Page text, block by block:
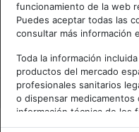
Accede o regístrate con
funcionamiento de la web
Puedes aceptar todas las
consultar más información
Toda la información
productos del mercado
profesionales sanitarios
o dispensar
información técnica de los
meramente informativo,